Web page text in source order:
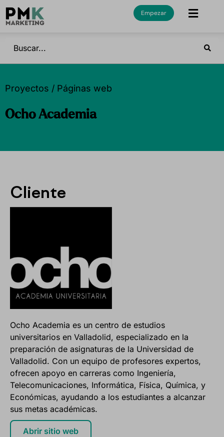
Empezar
Proyectos / Páginas web
Ocho Academia
Cliente
Ocho Academia es un centro de estudios
universitarios en Valladolid, especializado en la
preparación de asignaturas de la Universidad de
Valladolid. Con un equipo de profesores expertos,
ofrecen apoyo en carreras como Ingeniería,
Telecomunicaciones, Informática, Física, Química, y
Económicas, ayudando a los estudiantes a alcanzar
sus metas académicas.
Abrir sitio web